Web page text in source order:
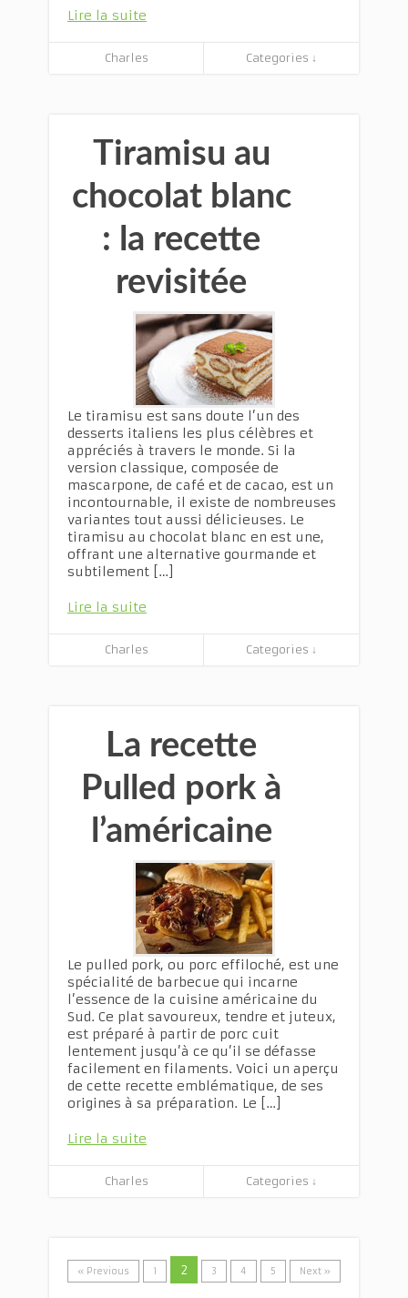
Lire la suite
Charles Categories ↓
Tiramisu au
chocolat blanc
: la recette
revisitée
Le tiramisu est sans doute l’un des
desserts italiens les plus célèbres et
appréciés à travers le monde. Si la
version classique, composée de
mascarpone, de café et de cacao, est un
incontournable, il existe de nombreuses
variantes tout aussi délicieuses. Le
tiramisu au chocolat blanc en est une,
offrant une alternative gourmande et
subtilement […]
Lire la suite
Charles Categories ↓
La recette
Pulled pork à
l’américaine
Le pulled pork, ou porc effiloché, est une
spécialité de barbecue qui incarne
l’essence de la cuisine américaine du
Sud. Ce plat savoureux, tendre et juteux,
est préparé à partir de porc cuit
lentement jusqu’à ce qu’il se défasse
facilement en filaments. Voici un aperçu
de cette recette emblématique, de ses
origines à sa préparation. Le […]
Lire la suite
Charles Categories ↓
« Previous 1 2 3 4 5 Next »